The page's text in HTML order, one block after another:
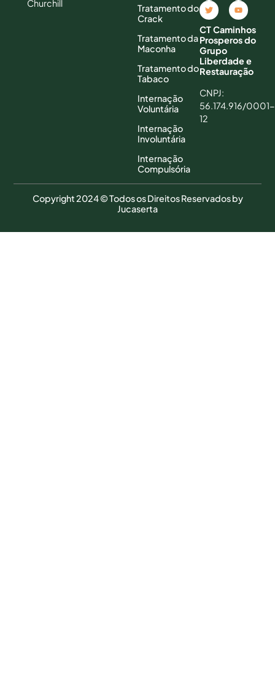
Churchill
Tratamento do
Crack
Tratamento da
Maconha
Tratamento do
Tabaco
Internação
Voluntária
Internação
Involuntária
Internação
Compulsória
CT Caminhos
Prosperos do
Grupo
Liberdade e
Restauração
CNPJ:
56.174.916/0001-
12
Copyright 2024 © Todos os Direitos Reservados by
Jucaserta